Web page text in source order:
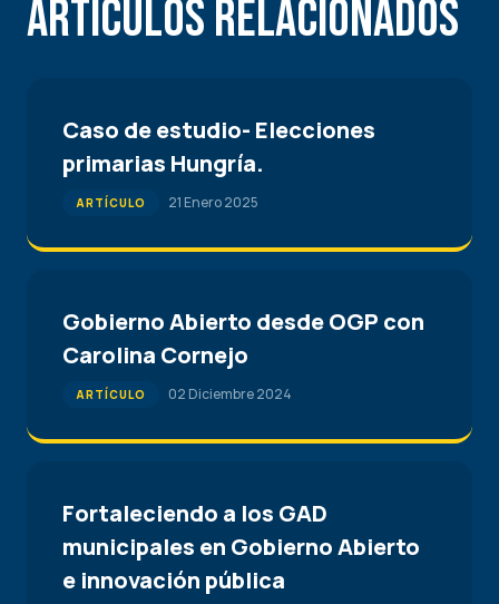
Articulos Relacionados
Caso de estudio- Elecciones
primarias Hungría.
ARTÍCULO 21 Enero 2025
Gobierno Abierto desde OGP con
Carolina Cornejo
ARTÍCULO 02 Diciembre 2024
Fortaleciendo a los GAD
municipales en Gobierno Abierto
e innovación pública